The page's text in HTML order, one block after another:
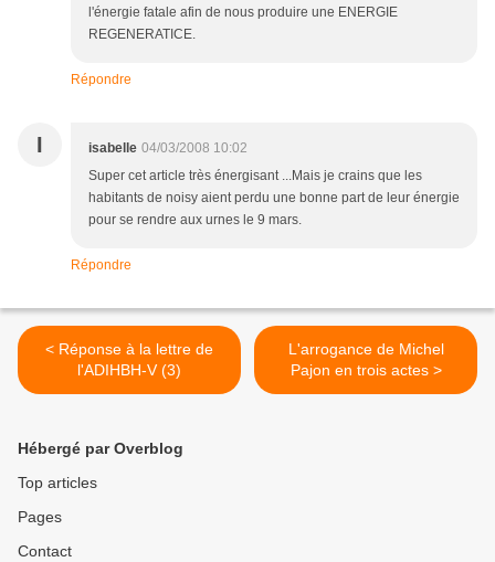
l'énergie fatale afin de nous produire une ENERGIE
REGENERATICE.
Répondre
I isabelle 04/03/2008 10:02
Super cet article très énergisant ...Mais je crains que les
habitants de noisy aient perdu une bonne part de leur énergie
pour se rendre aux urnes le 9 mars.
Répondre
< Réponse à la lettre de
l'ADIHBH-V (3)
L'arrogance de Michel
Pajon en trois actes >
Hébergé par Overblog
Top articles
Pages
Contact